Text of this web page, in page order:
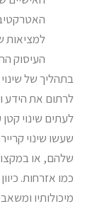
למציאות
העיסוק
בתהליך של שינוי
לרתום את הידע
לעתים שינוי
שעשו שינוי
שלהם, או
כמו אזרחות.
מיכולותיו